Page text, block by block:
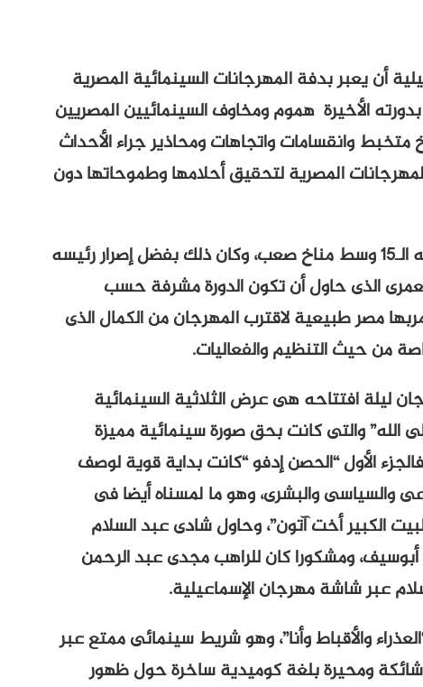
أن يعبر بدفة المهرجانات السينمائية المصرية
الأخيرة هموم ومخاوف السينمائيين المصريين
وانقسامات واتجاهات ومحاذير جراء الأحداث
المصرية لتحقيق أحلامها وطموحاتها دون
نعم لقد خرج مهرجان الإسماعيلية فى دورته الـ15 وسط مناخ صعب، وكان ذلك بفضل إصرار رئيسه
الذى حاول أن تكون الدورة مشرفة حسب
مصر طبيعية لاقترب المهرجان من الكمال الذى
من حيث التنظيم والفعاليات.
ليلة افتتاحه هى عرض الثلاثية السينمائية
الله” والتى كانت بحق صورة سينمائية مميزة
الأول “الحصن إدفو “كانت بداية قوية لوصف
والسياسى والبشرى، وهو ما لمسناه أيضا فى
البيت الكبير أخت آتون”، وحاول شادى عبد السلام
ومشكورا كان للراهب مجدى عبد الرحمن
عبر شاشة مهرجان الإسماعيلية.
والأقباط وأنا”، وهو شريط سينمائى ممتع عبر
شائكة ومحيرة بلغة كوميدية ساخرة حول ظهور